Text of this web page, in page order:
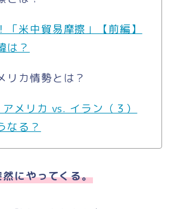
「米中貿易摩擦」【前編】
は？
リカ情勢とは？
メリカ vs. イラン（３）
なる？
にやってくる。